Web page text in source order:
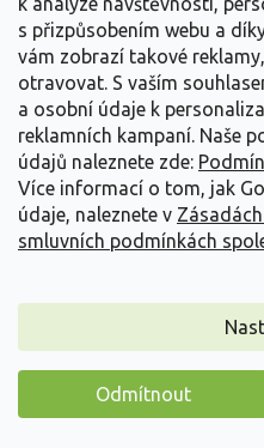
s přizpůsobením webu a
vám zobrazí takové
otravovat. S vaším
a osobní údaje k
reklamních kampaní. Naše
údajů naleznete zde:
Více informací o tom, jak
údaje, naleznete v
smluvních podmínkách
Odmítnout
Sledujte nás na
Vše o nákupu
Informace pro VásMáme pro